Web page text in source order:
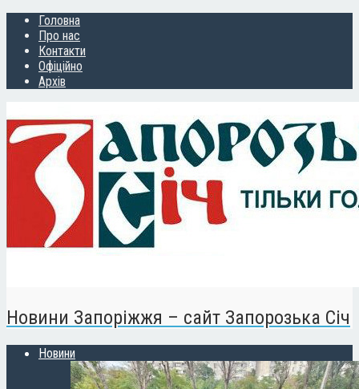
Головна
Про нас
Контакти
Офіційно
Архів
Новини Запоріжжя – сайт Запорозька Січ
Новини